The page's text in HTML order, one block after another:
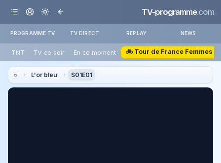
TV-programme.com
PROGRAMME TV TV DIRECT REPLAY NEWS
TNT TV ce soir En ce moment 🚲 Tour de France Femmes
L'or bleu S01E01